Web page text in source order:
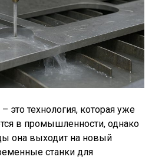
это технология, которая уже
в промышленности, однако
она выходит на новый
станки для